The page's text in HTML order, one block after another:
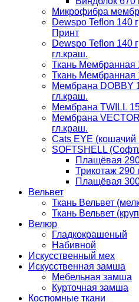
Микрофибра
Dewspo Teflon 140
Принт
Dewspo Teflon 140
гл.краш.
Ткань Мембранная
Ткань Мембранная
Мембрана DOBBY
гл.краш.
Мембрана TWILL
Мембрана
гл.краш.
Cats EYE (кошачий
SOFTSHELL
Плащёвая
Трикотаж 290
Плащёвая
Вельвет
Ткань Вельвет
Ткань Вельвет
Велюр
Гладкокрашеный
Набивной
Искусственный мех
Искусственная замша
Мебельная замша
Курточная замша
Костюмные ткани